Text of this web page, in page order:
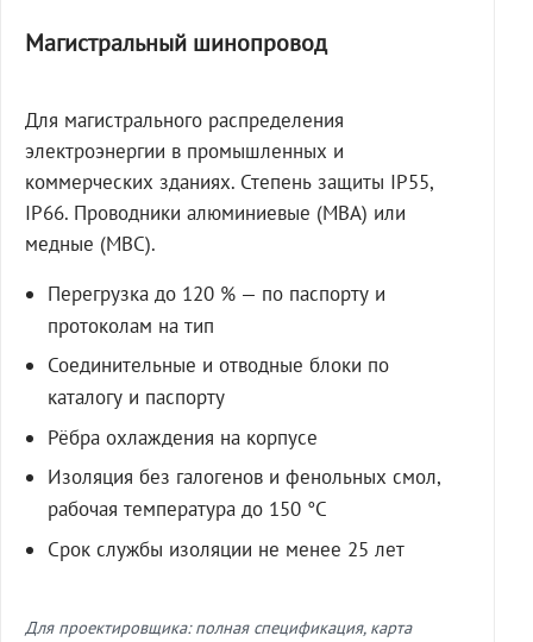
Магистральный шинопровод
Для магистрального распределения
электроэнергии в промышленных и
коммерческих зданиях. Степень защиты IP55,
IP66. Проводники алюминиевые (МВА) или
медные (МВС).
Перегрузка до 120 % — по паспорту и
протоколам на тип
Соединительные и отводные блоки по
каталогу и паспорту
Рёбра охлаждения на корпусе
Изоляция без галогенов и фенольных смол,
рабочая температура до 150 °C
Срок службы изоляции не менее 25 лет
Для проектировщика: полная спецификация, карта